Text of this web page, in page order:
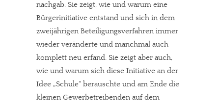
nachgab. Sie zeigt, wie und warum eine
Bürgerinitiative entstand und sich in dem
zweijährigen Beteiligungsverfahren immer
wieder veränderte und manchmal auch
komplett neu erfand. Sie zeigt aber auch,
wie und warum sich diese Initiative an der
Idee „Schule“ berauschte und am Ende die
kleinen Gewerbetreibenden auf dem